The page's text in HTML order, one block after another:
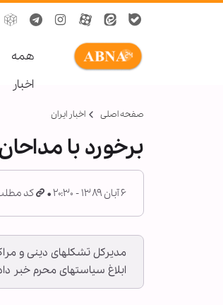
همه
اخبار
صفحه اصلی اخبار ایران
برخورد با
۶ آبان ۱۳۸۹ - ۲۰:۳۰ کد مطلب:
مدیر‌کل تشکلهای دینی و
ابلاغ سیاستهای محرم خبر